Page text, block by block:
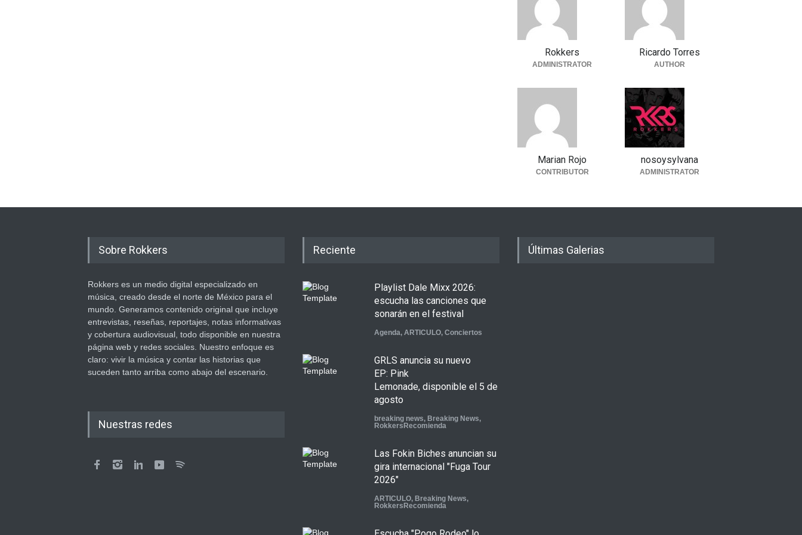
Rokkers
ADMINISTRATOR
Ricardo Torres
AUTHOR
Marian Rojo
CONTRIBUTOR
nosoysylvana
ADMINISTRATOR
Sobre Rokkers
Rokkers es un medio digital especializado en
música, creado desde el norte de México para el
mundo. Generamos contenido original que incluye
entrevistas, reseñas, reportajes, notas informativas
y cobertura audiovisual, todo disponible en nuestra
página web y redes sociales. Nuestro enfoque es
claro: vivir la música y contar las historias que
suceden tanto arriba como abajo del escenario.
Nuestras redes
Reciente
Playlist Dale Mixx 2026:
escucha las canciones que
sonarán en el festival
Agenda, ARTICULO, Conciertos
GRLS anuncia su nuevo
EP: Pink
Lemonade, disponible el 5 de
agosto
breaking news, Breaking News,
RokkersRecomienda
Las Fokin Biches anuncian su
gira internacional "Fuga Tour
2026"
ARTICULO, Breaking News,
RokkersRecomienda
Últimas Galerias